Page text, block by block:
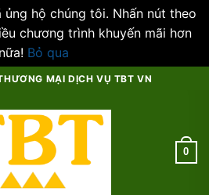
ủng hộ chúng tôi. Nhấn nút theo
chương trình khuyến mãi hơn
nữa! Bỏ qua
MẠI DỊCH VỤ TBT VN
0